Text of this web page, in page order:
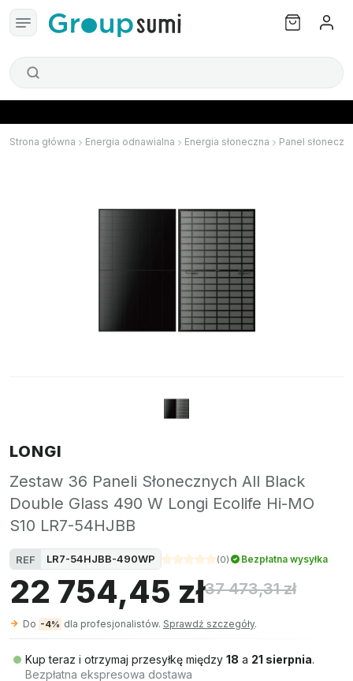
Strona główna Energia odnawialna Energia słoneczna Panel
LONGI
Zestaw 36 Paneli Słonecznych All Black
Double Glass 490 W Longi Ecolife Hi-MO
S10 LR7-54HJBB
REF LR7-54HJBB-490WP (0) Bezpłatna wysyłka
22 754,45 zł37 473,31 zł
Do -4% dla profesjonalistów. Sprawdź szczegóły.
Kup teraz i otrzymaj przesyłkę między 18 a 21 sierpnia.
Bezpłatna ekspresowa dostawa